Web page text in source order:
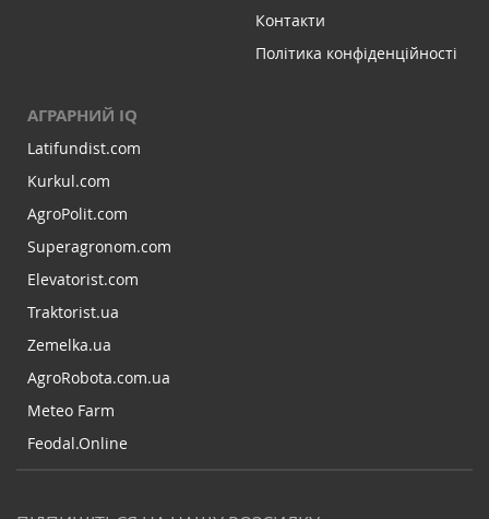
Контакти
Політика конфіденційності
АГРАРНИЙ IQ
Latifundist.com
Kurkul.com
AgroPolit.com
Superagronom.com
Elevatorist.com
Traktorist.ua
Zemelka.ua
AgroRobota.com.ua
Meteo Farm
Feodal.Online